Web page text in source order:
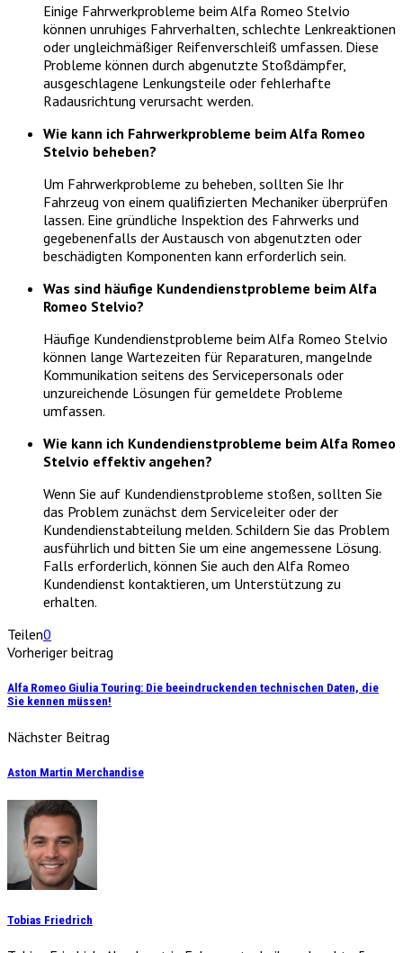
Einige Fahrwerkprobleme beim Alfa Romeo Stelvio
können unruhiges Fahrverhalten, schlechte Lenkreaktionen
oder ungleichmäßiger Reifenverschleiß umfassen. Diese
Probleme können durch abgenutzte Stoßdämpfer,
ausgeschlagene Lenkungsteile oder fehlerhafte
Radausrichtung verursacht werden.
Wie kann ich Fahrwerkprobleme beim Alfa Romeo
Stelvio beheben?
Um Fahrwerkprobleme zu beheben, sollten Sie Ihr
Fahrzeug von einem qualifizierten Mechaniker überprüfen
lassen. Eine gründliche Inspektion des Fahrwerks und
gegebenenfalls der Austausch von abgenutzten oder
beschädigten Komponenten kann erforderlich sein.
Was sind häufige Kundendienstprobleme beim Alfa
Romeo Stelvio?
Häufige Kundendienstprobleme beim Alfa Romeo Stelvio
können lange Wartezeiten für Reparaturen, mangelnde
Kommunikation seitens des Servicepersonals oder
unzureichende Lösungen für gemeldete Probleme
umfassen.
Wie kann ich Kundendienstprobleme beim Alfa Romeo
Stelvio effektiv angehen?
Wenn Sie auf Kundendienstprobleme stoßen, sollten Sie
das Problem zunächst dem Serviceleiter oder der
Kundendienstabteilung melden. Schildern Sie das Problem
ausführlich und bitten Sie um eine angemessene Lösung.
Falls erforderlich, können Sie auch den Alfa Romeo
Kundendienst kontaktieren, um Unterstützung zu
erhalten.
Teilen0
Vorheriger beitrag
Alfa Romeo Giulia Touring: Die beeindruckenden technischen Daten, die
Sie kennen müssen!
Nächster Beitrag
Aston Martin Merchandise
Tobias Friedrich